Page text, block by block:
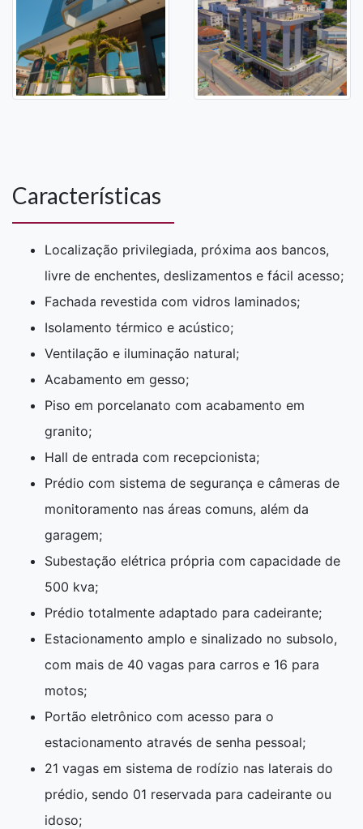
Características
Localização privilegiada, próxima aos bancos,
livre de enchentes, deslizamentos e fácil acesso;
Fachada revestida com vidros laminados;
Isolamento térmico e acústico;
Ventilação e iluminação natural;
Acabamento em gesso;
Piso em porcelanato com acabamento em
granito;
Hall de entrada com recepcionista;
Prédio com sistema de segurança e câmeras de
monitoramento nas áreas comuns, além da
garagem;
Subestação elétrica própria com capacidade de
500 kva;
Prédio totalmente adaptado para cadeirante;
Estacionamento amplo e sinalizado no subsolo,
com mais de 40 vagas para carros e 16 para
motos;
Portão eletrônico com acesso para o
estacionamento através de senha pessoal;
21 vagas em sistema de rodízio nas laterais do
prédio, sendo 01 reservada para cadeirante ou
idoso;